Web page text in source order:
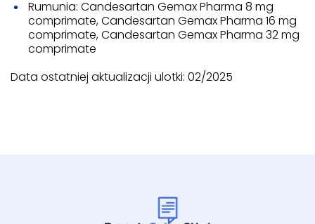
Rumunia: Candesartan Gemax Pharma 8 mg
comprimate, Candesartan Gemax Pharma 16 mg
comprimate, Candesartan Gemax Pharma 32 mg
comprimate
Data ostatniej aktualizacji ulotki: 02/2025